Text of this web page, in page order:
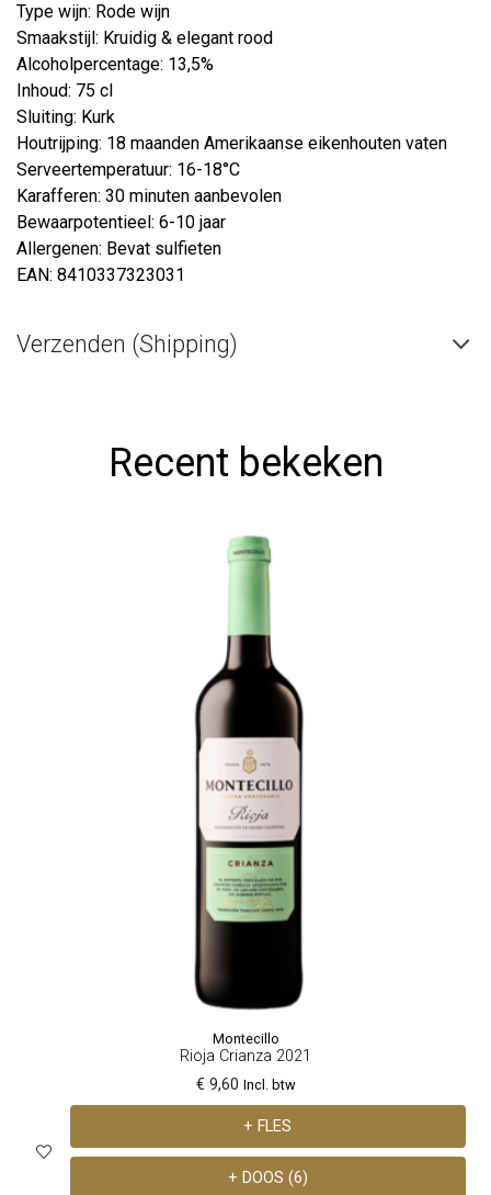
Type wijn: Rode wijn
Smaakstijl: Kruidig & elegant rood
Alcoholpercentage: 13,5%
Inhoud: 75 cl
Sluiting: Kurk
Houtrijping: 18 maanden Amerikaanse eikenhouten vaten
Serveertemperatuur: 16-18°C
Karafferen: 30 minuten aanbevolen
Bewaarpotentieel: 6-10 jaar
Allergenen: Bevat sulfieten
EAN: 8410337323031
Verzenden (Shipping)
Recent bekeken
Montecillo
Rioja Crianza 2021
€ 9,60 Incl. btw
+ FLES
+ DOOS (6)